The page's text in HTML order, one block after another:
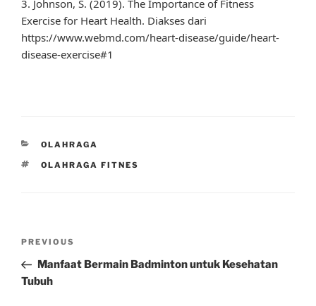
3. Johnson, S. (2019). The Importance of Fitness
Exercise for Heart Health. Diakses dari
https://www.webmd.com/heart-disease/guide/heart-
disease-exercise#1
CATEGORIES
OLAHRAGA
TAGS
OLAHRAGA FITNES
Previous
Post
PREVIOUS
Manfaat Bermain Badminton untuk Kesehatan
Tubuh